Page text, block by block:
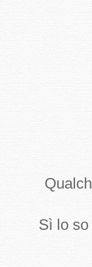
Sì lo